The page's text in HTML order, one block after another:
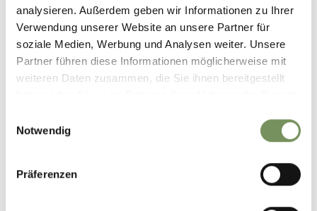
analysieren. Außerdem geben wir Informationen zu Ihrer
Verwendung unserer Website an unsere Partner für
soziale Medien, Werbung und Analysen weiter. Unsere
Partner führen diese Informationen möglicherweise mit
weiteren Daten zusammen, die Sie ihnen bereitgestellt
Notwendig
Präferenzen